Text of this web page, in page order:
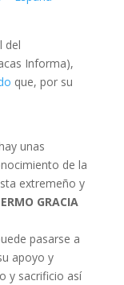
del
Informa),
que, por su
unas
de la
extremeño y
GRACIA
pasarse a
apoyo y
y sacrificio así